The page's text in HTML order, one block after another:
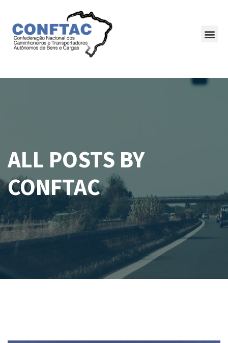
ALL POSTS BY
CONFTAC